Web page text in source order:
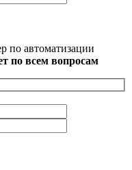
по автоматизации
по всем вопросам